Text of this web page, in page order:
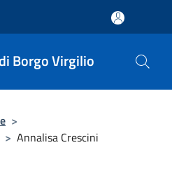
Borgo Virgilio
>
> Annalisa Crescini